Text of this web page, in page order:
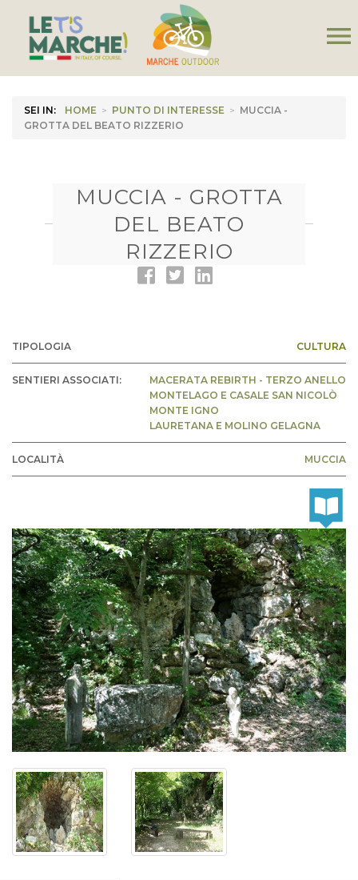
menu
SEI IN: HOME > PUNTO DI INTERESSE > MUCCIA -
GROTTA DEL BEATO RIZZERIO
MUCCIA - GROTTA
DEL BEATO
RIZZERIO
TIPOLOGIA CULTURA
SENTIERI ASSOCIATI:
MACERATA REBIRTH - TERZO ANELLO
MONTELAGO E CASALE SAN NICOLÒ
MONTE IGNO
LAURETANA E MOLINO GELAGNA
LOCALITÀ MUCCIA